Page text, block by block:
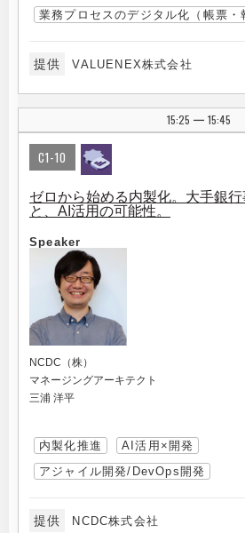
業務プロセスのデジタル化（帳票・
提供 VALUENEX株式会社
15:25 | 15:45
C1-10
ゼロから始める内製化。大手銀
と、AI活用の可能性。
Speaker
NCDC（株）
マネージングアーキテクト
三浦 洋平
内製化推進
AI活用×開発
アジャイル開発/DevOps開発
提供 NCDC株式会社